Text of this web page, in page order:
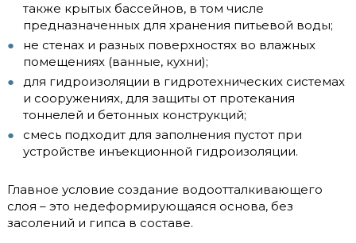
также крытых бассейнов, в том числе
предназначенных для хранения питьевой воды;
не стенах и разных поверхностях во влажных
помещениях (ванные, кухни);
для гидроизоляции в гидротехнических системах
и сооружениях, для защиты от протекания
тоннелей и бетонных конструкций;
смесь подходит для заполнения пустот при
устройстве инъекционной гидроизоляции.
Главное условие создание водоотталкивающего
слоя – это недеформирующаяся основа, без
засолений и гипса в составе.